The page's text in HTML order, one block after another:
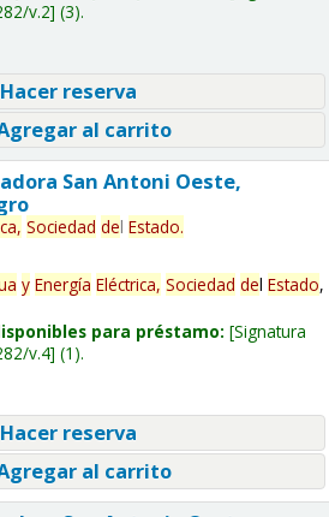
v.2 (3).
reserva
al carrito
San Antoni Oeste,
Sociedad del Estado.
y Energía Eléctrica, Sociedad del Estado,
para préstamo: Signatura
v.4 (1).
reserva
al carrito